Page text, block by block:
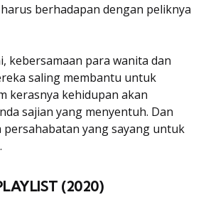
berhadapan dengan peliknya
kebersamaan para wanita dan
saling membantu untuk
kerasnya kehidupan akan
sajian yang menyentuh. Dan
persahabatan yang sayang untuk
(2020)